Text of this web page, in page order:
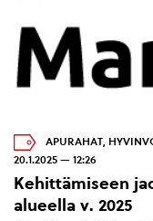
APURAHAT,
20.1.2025 — 12:26
Kehittämiseen
alueella v. 2025